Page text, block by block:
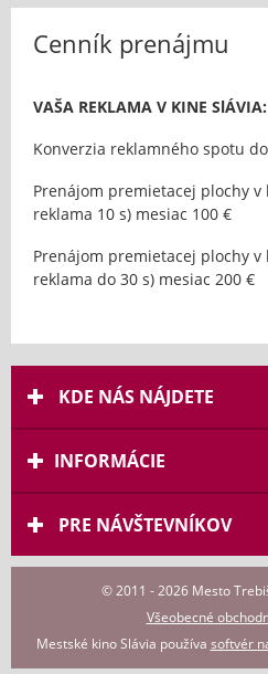
Cenník prenájmu
VAŠA REKLAMA V KINE SlÁVIA:
Konverzia reklamného spotu
Prenájom premietacej plochy v
reklama 10 s) mesiac 100 €
Prenájom premietacej plochy v
reklama do 30 s) mesiac 200 €
KDE NÁS NÁJDETE
INFORMÁCIE
PRE NÁVŠTEVNÍKOV
© 2011 - 2026 Mesto
Všeobecné
Mestské kino Slávia používa softvér